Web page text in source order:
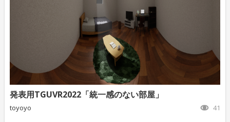
発表用TGUVR2022「統一感のない部屋」
toyoyo 41